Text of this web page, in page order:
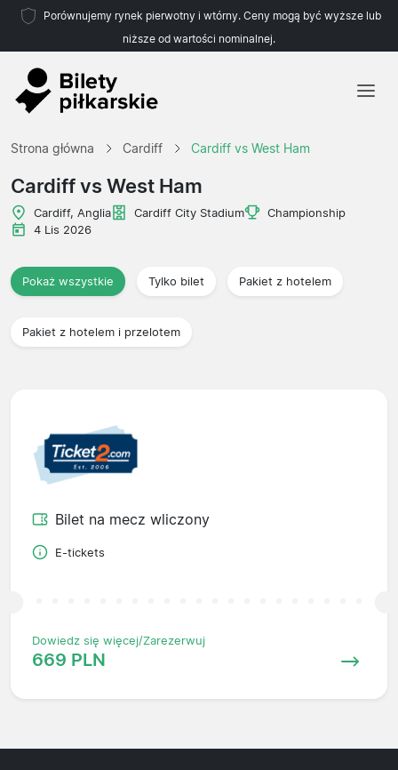
Porównujemy rynek pierwotny i wtórny. Ceny mogą być wyższe lub
niższe od wartości nominalnej.
Strona główna Cardiff Cardiff vs West Ham
Cardiff vs West Ham
Cardiff, Anglia Cardiff City Stadium
Championship
4 Lis 2026
Pokaż wszystkie Tylko bilet Pakiet z hotelem
Pakiet z hotelem i przelotem
Bilet na mecz wliczony
E-tickets
Dowiedz się więcej/Zarezerwuj
669 PLN